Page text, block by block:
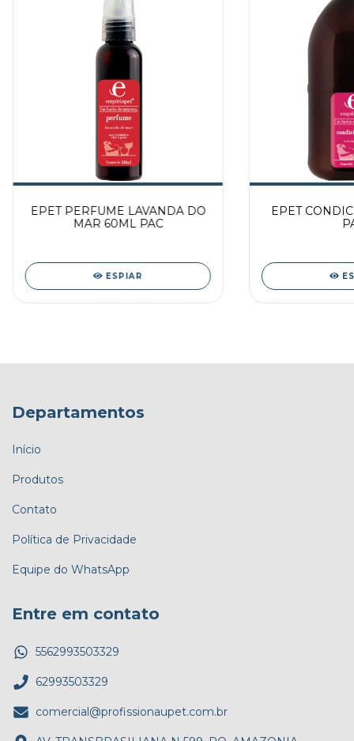
EPET PERFUME LAVANDA DO
MAR 60ML PAC
ESPIAR
EPET
Departamentos
Início
Produtos
Contato
Política de Privacidade
Equipe do WhatsApp
Entre em contato
5562993503329
62993503329
comercial@profissionaupet.com.br